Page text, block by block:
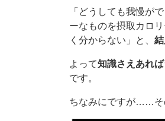
「どうしても我慢が
ーなものを摂取カロ
く分からない」と、
よって知識さえあれ
です。
ちなみにですが……そ